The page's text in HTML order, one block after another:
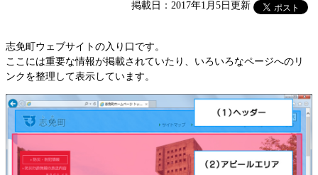
掲載日：2017年1月5日更新
志免町ウェブサイトの入り口です。
ここには重要な情報が掲載されていたり、いろいろなページへのリ
ンクを整理して表示しています。